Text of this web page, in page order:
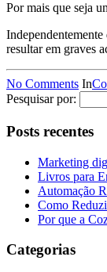
Por mais que seja
resultar em graves
No Comments In
Pesquisar por:
Posts recentes
Marketing
Livros para
Automação
Como
Por que a
Categorias